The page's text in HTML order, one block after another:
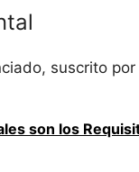
suscrito
son los